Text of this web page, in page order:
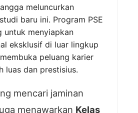
meluncurkan
baru ini. Program PSE
untuk menyiapkan
eksklusif di luar lingkup
peluang karier
luas dan prestisius.
mencari jaminan
menawarkan Kelas